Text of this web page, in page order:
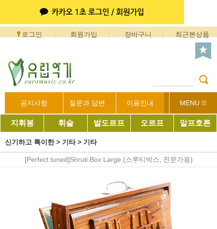
로그인 회원가입 장바구니 최근본상품
공지사항 질문과 답변 이용안내 MENU
지휘봉 휘슬 발도르프 오르프 알프호른
신기하고 특이한> 기타> 기타
[Perfect tuned]Shruti Box Large (스루티박스, 전문가용)